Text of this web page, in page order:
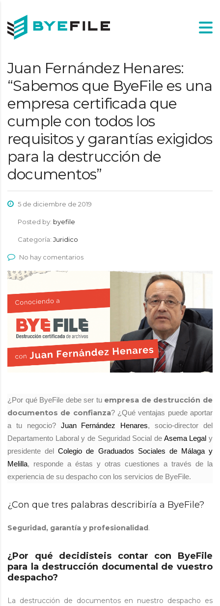
Juan Fernández Henares:
“Sabemos que ByeFile es una
empresa certificada que
cumple con todos los
requisitos y garantías exigidos
para la destrucción de
documentos”
5 de diciembre de 2019
Posted by: byefile
Categoría: Juridico
No hay comentarios
¿Por qué ByeFile debe ser tu empresa de destrucción de
documentos de confianza? ¿Qué ventajas puede aportar
a tu negocio? Juan Fernández Henares, socio-director del
Departamento Laboral y de Seguridad Social de Asema Legal y
presidente delColegio de Graduados Sociales de Málaga y
Melilla, responde a éstas y otras cuestiones a través de la
experiencia de su despacho con los servicios de ByeFile.
¿Con que tres palabras describiría a ByeFile?
Seguridad, garantía y profesionalidad.
¿Por qué decidisteis contar con ByeFile
para la destrucción documental de vuestro
despacho?
La destrucción de documentos en nuestro despacho es